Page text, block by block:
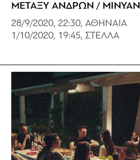
ΜΕΤΑΞΥ ΑΝΔΡΩΝ / MINYAN
28/9/2020, 22:30, ΑΘΗΝΑΙΑ
1/10/2020, 19:45, ΣΤΕΛΛΑ